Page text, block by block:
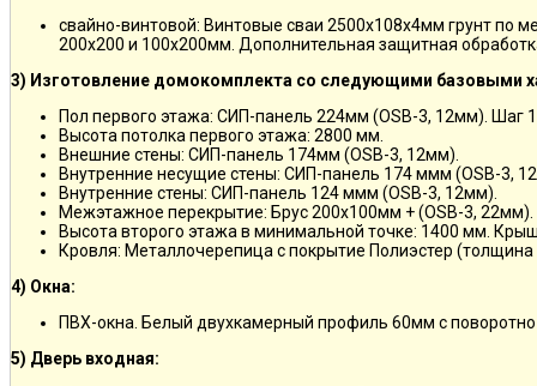
свайно-винтовой: Винтовые сваи 2500х108х4мм грунт по
200х200 и 100х200мм. Дополнительная защитная
3) Изготовление домокомплекта со следующими базовыми
Пол первого этажа: СИП-панель 224мм (OSB-3, 12мм). Шаг
Высота потолка первого этажа: 2800 мм.
Внешние стены: СИП-панель 174мм (OSB-3, 12мм).
Внутренние несущие стены: СИП-панель 174 ммм (OSB-3,
Внутренние стены: СИП-панель 124 ммм (OSB-3, 12мм).
Межэтажное перекрытие: Брус 200х100мм + (OSB-3, 22мм).
Высота второго этажа в минимальной точке: 1400 мм.
Кровля: Металлочерепица с покрытие Полиэстер
4) Окна:
ПВХ-окна. Белый двухкамерный профиль 60мм с
5) Дверь входная: